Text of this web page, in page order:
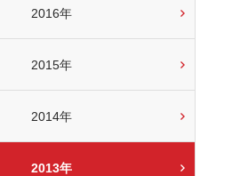
2016年
2015年
2014年
2013年